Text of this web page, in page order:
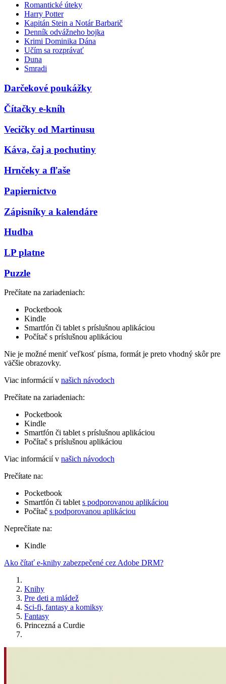
Romantické úteky
Harry Potter
Kapitán Stein a Notár Barbarič
Denník odvážneho bojka
Krimi Dominika Dána
Učím sa rozprávať
Duna
Smradi
Darčekové poukážky
Čítačky e-kníh
Vecičky od Martinusu
Káva, čaj a pochutiny
Hrnčeky a fľaše
Papiernictvo
Zápisníky a kalendáre
Hudba
LP platne
Puzzle
Prečítate na zariadeniach:
Pocketbook
Kindle
Smartfón či tablet s príslušnou aplikáciou
Počítač s príslušnou aplikáciou
Nie je možné meniť veľkosť písma, formát je preto vhodný skôr pre
väčšie obrazovky.
Viac informácií v našich návodoch
Prečítate na zariadeniach:
Pocketbook
Kindle
Smartfón či tablet s príslušnou aplikáciou
Počítač s príslušnou aplikáciou
Viac informácií v našich návodoch
Prečítate na:
Pocketbook
Smartfón či tablet s podporovanou aplikáciou
Počítač s podporovanou aplikáciou
Neprečítate na:
Kindle
Ako čítať e-knihy zabezpečené cez Adobe DRM?
Knihy
Pre deti a mládež
Sci-fi, fantasy a komiksy
Fantasy
Princezná a Curdie